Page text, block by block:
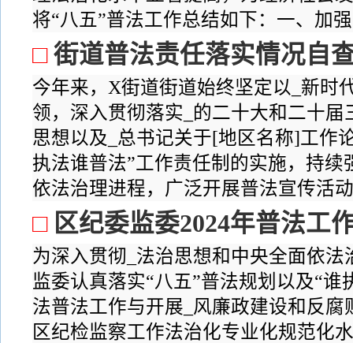
将“八五”普法工作总结如下：一、加
□ 街道普法责任落实情况自
今年来，X街道街道始终坚定以_新时
领，深入贯彻落实_的二十大和二十
思想以及_总书记关于[地区名称]工作
执法谁普法”工作责任制的实施，持
依法治理进程，广泛开展普法宣传活
□ 区纪委监委2024年普法工
为深入贯彻_法治思想和中央全面依
监委认真落实“八五”普法规划以及“
法普法工作与开展_风廉政建设和反
区纪检监察工作法治化专业化规范化